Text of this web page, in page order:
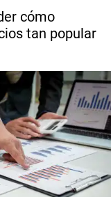
cómo
tan popular